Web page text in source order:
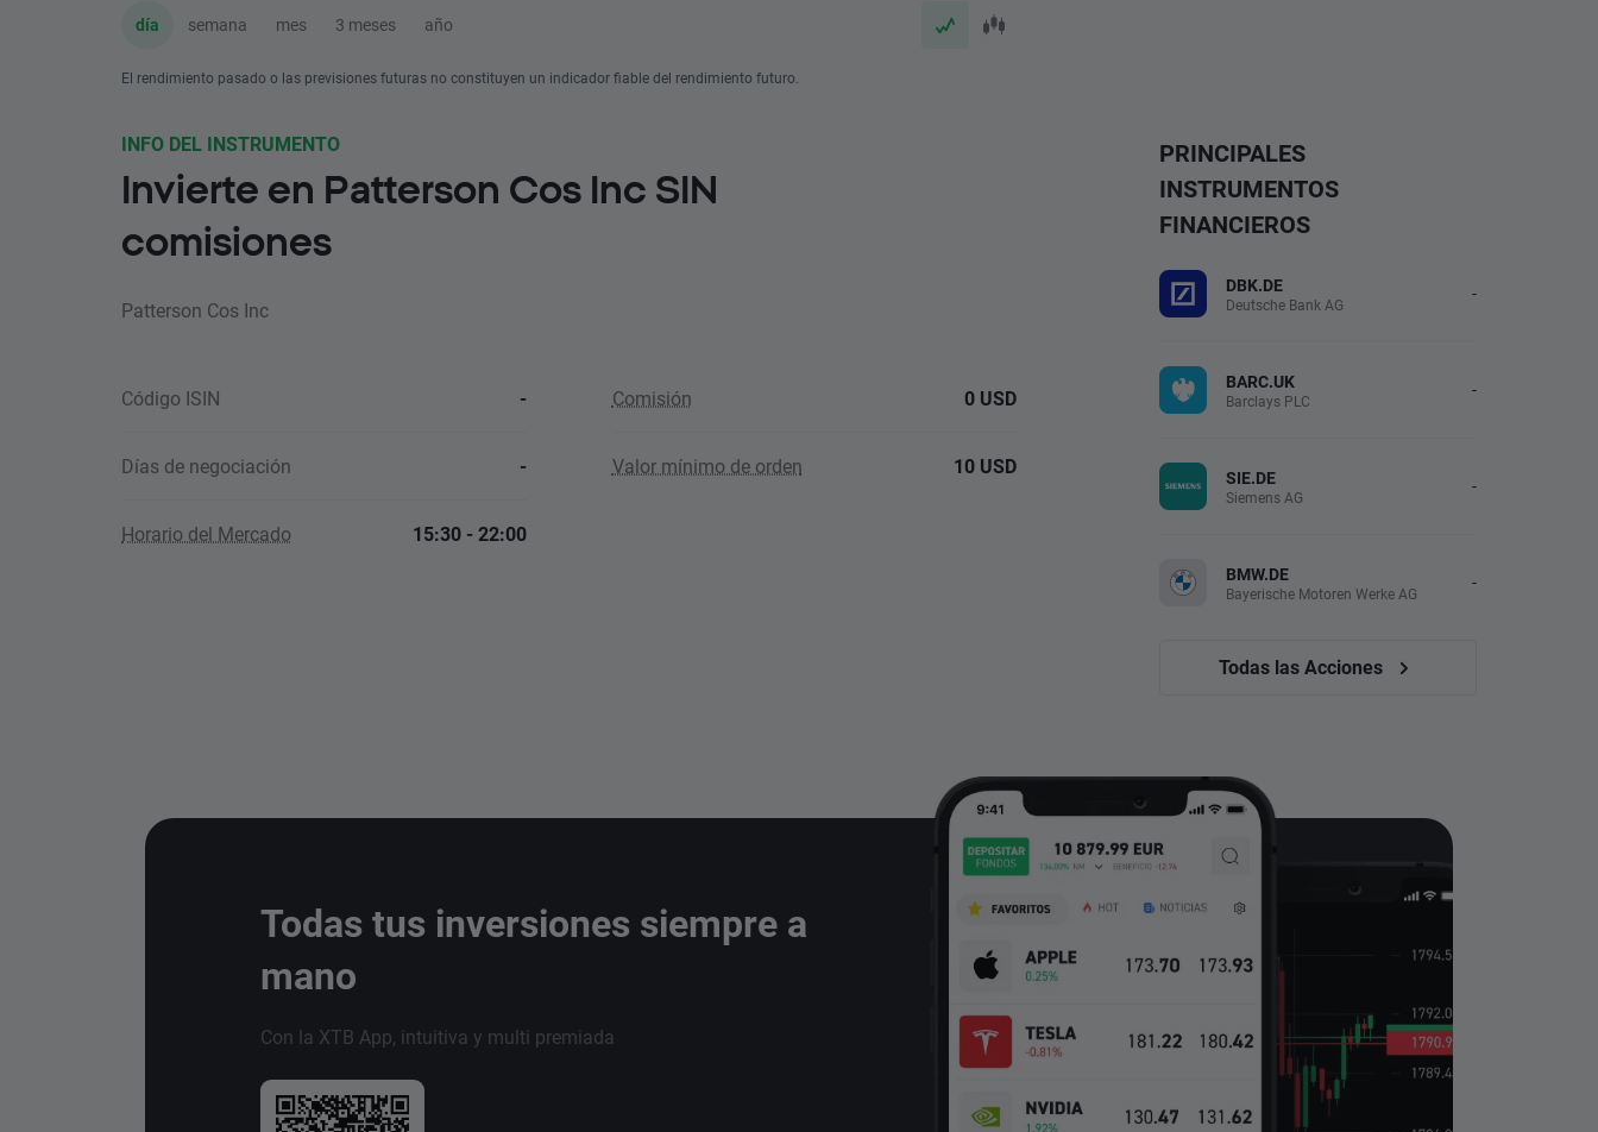
día semana mes 3 meses año
El rendimiento pasado o las previsiones futuras no constituyen un indicador fiable del rendimiento futuro.
INFO DEL INSTRUMENTO
Invierte en Patterson Cos Inc SIN
comisiones
Patterson Cos Inc
Código ISIN - Comisión 0 USD
Días de negociación - Valor mínimo de orden 10 USD
Horario del Mercado 15:30 - 22:00
PRINCIPALES
INSTRUMENTOS
FINANCIEROS
DBK.DE
Deutsche Bank AG -
BARC.UK
Barclays PLC -
SIE.DE
Siemens AG -
BMW.DE
Bayerische Motoren Werke AG -
Todas las Acciones
Todas tus inversiones siempre a
mano
Con la XTB App, intuitiva y multi premiada